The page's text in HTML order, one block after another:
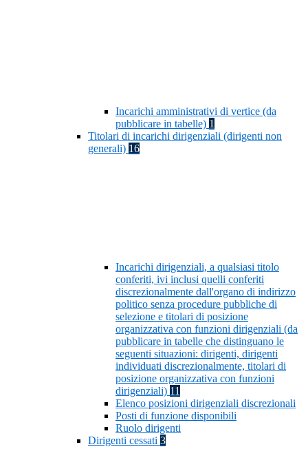
Incarichi amministrativi di vertice (da
pubblicare in tabelle) 1
Titolari di incarichi dirigenziali (dirigenti non
generali) 16
Incarichi dirigenziali, a qualsiasi titolo
conferiti, ivi inclusi quelli conferiti
discrezionalmente dall'organo di indirizzo
politico senza procedure pubbliche di
selezione e titolari di posizione
organizzativa con funzioni dirigenziali (da
pubblicare in tabelle che distinguano le
seguenti situazioni: dirigenti, dirigenti
individuati discrezionalmente, titolari di
posizione organizzativa con funzioni
dirigenziali) 11
Elenco posizioni dirigenziali discrezionali
Posti di funzione disponibili
Ruolo dirigenti
Dirigenti cessati 3